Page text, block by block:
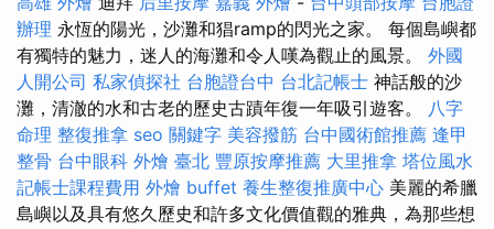
辦理 永恆的陽光，沙灘和猖ramp的閃光之家。 每個島嶼都
有獨特的魅力，迷人的海灘和令人嘆為觀止的風景。 外國
人開公司 私家偵探社 台胞證台中 台北記帳士 神話般的沙
灘，清澈的水和古老的歷史古蹟年復一年吸引遊客。 八字
命理 整復推拿 seo 關鍵字 美容撥筋 台中國術館推薦 逢甲
整骨 台中眼科 外燴 臺北 豐原按摩推薦 大里推拿 塔位風水
記帳士課程費用 外燴 buffet 養生整復推廣中心 美麗的希臘
島嶼以及具有悠久歷史和許多文化價值觀的雅典，為那些想